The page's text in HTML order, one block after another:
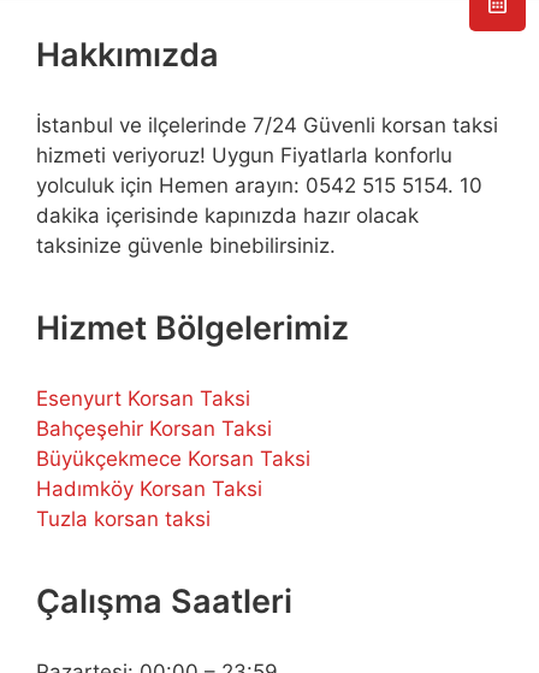
Hakkımızda
İstanbul ve ilçelerinde 7/24 Güvenli korsan taksi
hizmeti veriyoruz! Uygun Fiyatlarla konforlu
yolculuk için Hemen arayın: 0542 515 5154. 10
dakika içerisinde kapınızda hazır olacak
taksinize güvenle binebilirsiniz.
Hizmet Bölgelerimiz
Esenyurt Korsan Taksi
Bahçeşehir Korsan Taksi
Büyükçekmece Korsan Taksi
Hadımköy Korsan Taksi
Tuzla korsan taksi
Çalışma Saatleri